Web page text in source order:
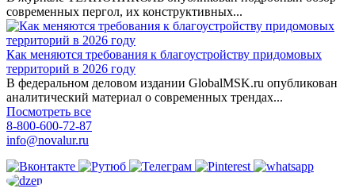
современных пергол, их конструктивных...
Как меняются требования к благоустройству придомовых
территорий в 2026 году
В федеральном деловом издании GlobalMSK.ru опубликован
аналитический материал о современных трендах...
Посмотреть все
8-800-600-72-87
info@novalur.ru